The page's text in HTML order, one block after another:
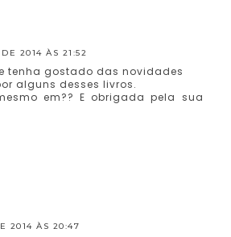
2014 ÀS 21:52
tenha gostado das novidades
alguns desses livros.
em?? E obrigada pela sua
2014 ÀS 20:47